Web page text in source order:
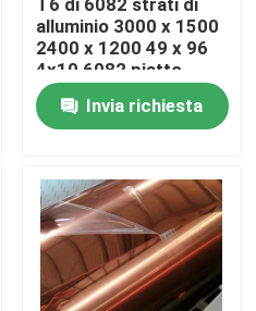
T6 di 6082 strati di
alluminio 3000 x 1500
2400 x 1200 49 x 96
4x10 6082 piatto
Invia richiesta